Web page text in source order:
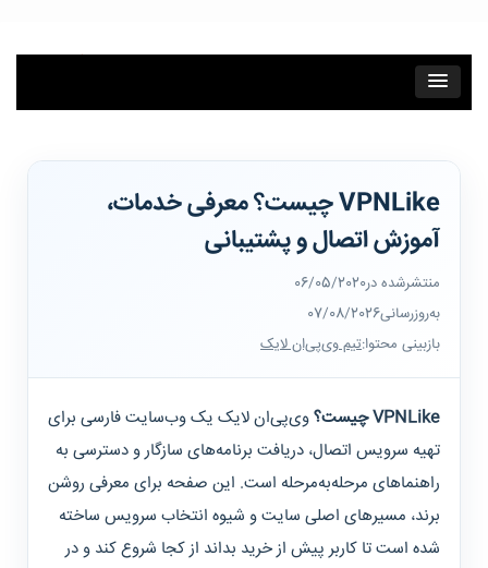
VPNLike چیست؟ معرفی خدمات،
آموزش اتصال و پشتیبانی
منتشرشده در06/05/2020
به‌روزرسانی07/08/2026
بازبینی محتوا:تیم وی‌پی‌ان لایک
VPNLikeچیست؟وی‌پی‌ان لایک یک وب‌سایت فارسی برای
تهیه سرویس اتصال، دریافت برنامه‌های سازگار و دسترسی به
راهنماهای مرحله‌به‌مرحله است. این صفحه برای معرفی روشن
برند، مسیرهای اصلی سایت و شیوه انتخاب سرویس ساخته
شده است تا کاربر پیش از خرید بداند از کجا شروع کند و در